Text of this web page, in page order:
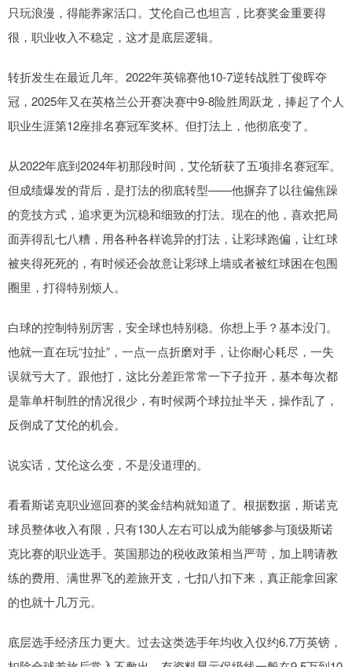
只玩浪漫，得能养家活口。艾伦自己也坦言，比赛奖金重要得
很，职业收入不稳定，这才是底层逻辑。
转折发生在最近几年。2022年英锦赛他10-7逆转战胜丁俊晖夺
冠，2025年又在英格兰公开赛决赛中9-8险胜周跃龙，捧起了个人
职业生涯第12座排名赛冠军奖杯。但打法上，他彻底变了。
从2022年底到2024年初那段时间，艾伦斩获了五项排名赛冠军。
但成绩爆发的背后，是打法的彻底转型——他摒弃了以往偏焦躁
的竞技方式，追求更为沉稳和细致的打法。现在的他，喜欢把局
面弄得乱七八糟，用各种各样诡异的打法，让彩球跑偏，让红球
被夹得死死的，有时候还会故意让彩球上墙或者被红球困在包围
圈里，打得特别烦人。
白球的控制特别厉害，安全球也特别稳。你想上手？基本没门。
他就一直在玩“拉扯”，一点一点折磨对手，让你耐心耗尽，一失
误就亏大了。跟他打，这比分差距常常一下子拉开，基本每次都
是靠单杆制胜的情况很少，有时候两个球拉扯半天，操作乱了，
反倒成了艾伦的机会。
说实话，艾伦这么变，不是没道理的。
看看斯诺克职业巡回赛的奖金结构就知道了。根据数据，斯诺克
球员整体收入有限，只有130人左右可以成为能够参与顶级斯诺
克比赛的职业选手。英国那边的税收政策相当严苛，加上聘请教
练的费用、满世界飞的差旅开支，七扣八扣下来，真正能拿回家
的也就十几万元。
底层选手经济压力更大。过去这类选手年均收入仅约6.7万英镑，